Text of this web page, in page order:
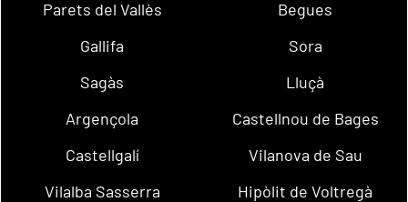
Parets del Vallès
Begues
Gallifa
Sora
Sagàs
Lluçà
Argençola
Castellnou de Bages
Castellgalí
Vilanova de Sau
Vilalba Sasserra
Hipòlit de Voltregà